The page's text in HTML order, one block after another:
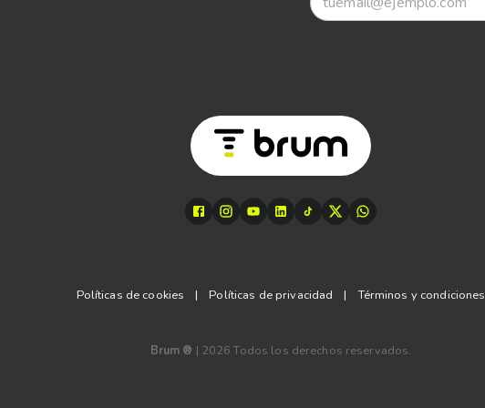
Políticas de cookies | Políticas de privacidad | Términos y condiciones
Brum ® | 2026 Todos los derechos reservados.